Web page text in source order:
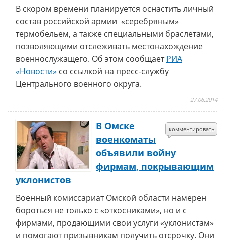
В скором времени планируется оснастить личный
состав российской армии «серебряным»
термобельем, а также специальными браслетами,
позволяющими отслеживать местонахождение
военнослужащего. Об этом сообщаетРИА
«Новости» со ссылкой на пресс-службу
Центрального военного округа.
27.06.2014
комментировать
В Омске
военкоматы
объявили войну
фирмам, покрывающим
уклонистов
Военный комиссариат Омской области намерен
бороться не только с «откосниками», но и с
фирмами, продающими свои услуги «уклонистам»
и помогают призывникам получить отсрочку. Они